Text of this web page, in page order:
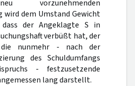
dem Umstand Gewicht
dass der Angeklagte S in
verbüßt hat, der
nunmehr - nach der
des Schuldumfangs
- festzusetzende
lang darstellt.